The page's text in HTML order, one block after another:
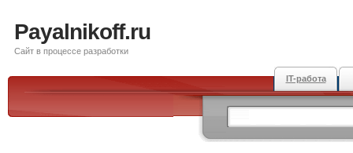
Payalnikoff.ru
Сайт в процессе разработки
IT-работа